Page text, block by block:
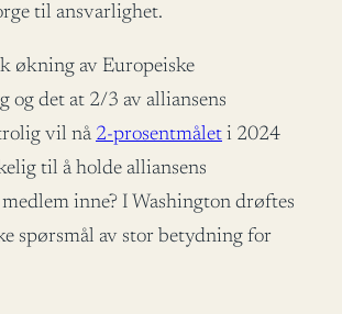
til ansvarlighet.
økning av Europeiske
og det at 2/3 av alliansens
vil nå 2-prosentmålet i 2024
til å holde alliansens
inne? I Washington drøftes
spørsmål av stor betydning for